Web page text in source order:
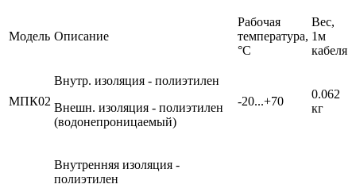
Модель Описание
Рабочая
температура,
°C
Вес,
1м
кабеля
МПК02
Внутр. изоляция - полиэтилен
Внешн. изоляция - полиэтилен
(водонепроницаемый)
-20...+70
0.062
кг
Внутренняя изоляция -
полиэтилен